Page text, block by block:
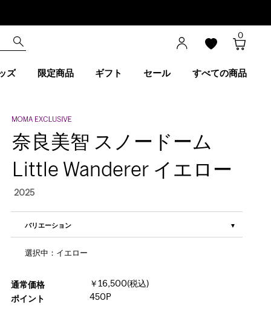
0
ズ 限定商品 ギフト セール すべての商品
奈良美智 スノードーム
Little Wanderer イエロー
2025
バリエーション
選択中：イエロー
通常価格
￥16,500(税込)
ポイント
450P